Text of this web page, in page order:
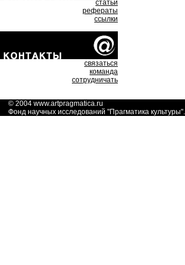
статьи
рефераты
ссылки
связаться
команда
сотрудничать
© 2004 www.artpragmatica.ru
Фонд научных исследований "Прагматика культуры".